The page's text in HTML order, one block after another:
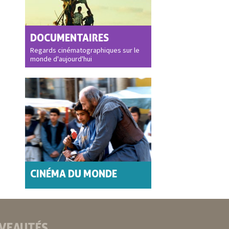
DOCUMENTAIRES
Regards cinématographiques sur le
monde d'aujourd'hui
CINÉMA DU MONDE